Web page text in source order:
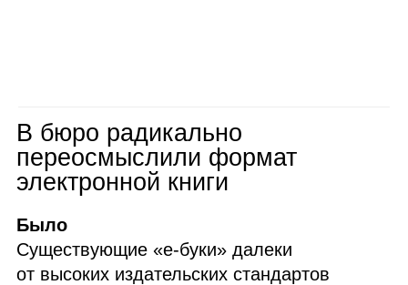
В бюро радикально
переосмыслили формат
электронной книги
Было
Существующие «е‑буки» далеки
от высоких издательских стандартов